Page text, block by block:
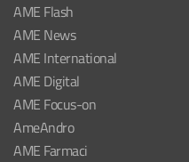
AME Flash
AME News
AME International
AME Digital
AME Focus-on
AmeAndro
AME Farmaci